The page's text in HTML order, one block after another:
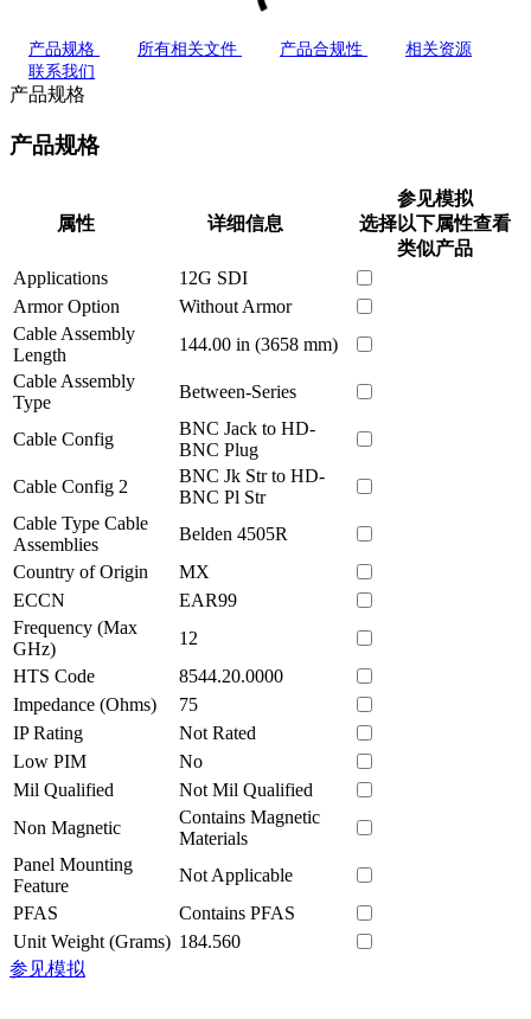
产品规格 所有相关文件 产品合规性
相关资源
联系我们
产品规格
产品规格
属性 详细信息
参见模拟
选择以下属性查看
类似产品
Applications
12G SDI
Armor Option
Without Armor
Cable Assembly
Length
144.00 in (3658 mm)
Cable Assembly
Type
Between-Series
Cable Config
BNC Jack to HD-
BNC Plug
Cable Config 2
BNC Jk Str to HD-
BNC Pl Str
Cable Type Cable
Assemblies
Belden 4505R
Country of Origin
MX
ECCN
EAR99
Frequency (Max
GHz)
12
HTS Code
8544.20.0000
Impedance (Ohms)
75
IP Rating
Not Rated
Low PIM
No
Mil Qualified
Not Mil Qualified
Non Magnetic
Contains Magnetic
Materials
Panel Mounting
Feature
Not Applicable
PFAS
Contains PFAS
Unit Weight (Grams) 184.560
参见模拟